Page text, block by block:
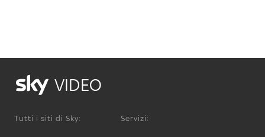
VIDEO
Tutti i siti di Sky: Servizi: